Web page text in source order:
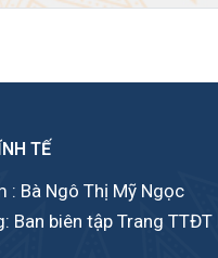
TẾ
: Bà Ngô Thị Mỹ Ngọc
Ban biên tập Trang TTĐT